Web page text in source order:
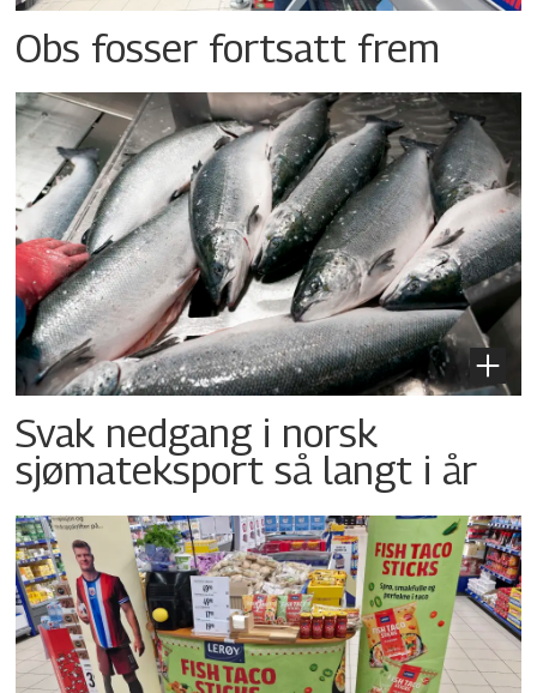
Obs fosser fortsatt frem
Svak nedgang i norsk
sjømateksport så langt i år